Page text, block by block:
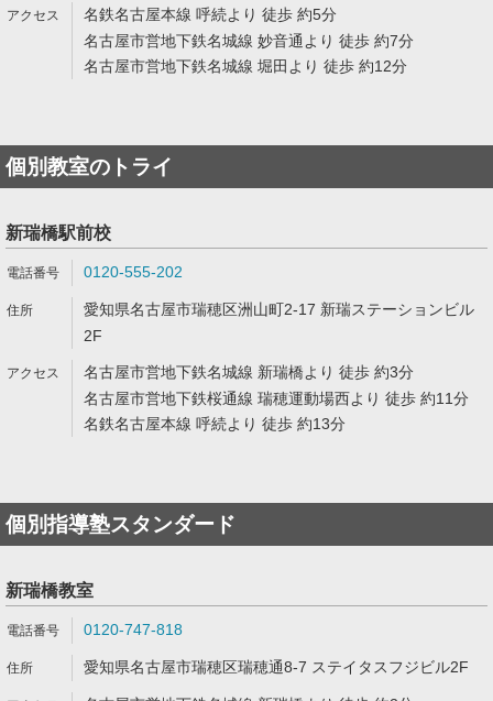
名鉄名古屋本線 呼続より 徒歩 約5分
名古屋市営地下鉄名城線 妙音通より 徒歩 約7分
名古屋市営地下鉄名城線 堀田より 徒歩 約12分
個別教室のトライ
新瑞橋駅前校
0120-555-202
愛知県名古屋市瑞穂区洲山町2-17 新瑞ステーションビル
2F
名古屋市営地下鉄名城線 新瑞橋より 徒歩 約3分
名古屋市営地下鉄桜通線 瑞穂運動場西より 徒歩 約11分
名鉄名古屋本線 呼続より 徒歩 約13分
個別指導塾スタンダード
新瑞橋教室
0120-747-818
愛知県名古屋市瑞穂区瑞穂通8-7 ステイタスフジビル2F